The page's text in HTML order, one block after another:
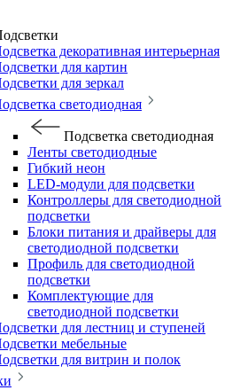
декоративная интерьерная
для картин
для зеркал
светодиодная
Подсветка светодиодная
Ленты светодиодные
Гибкий неон
LED-модули для подсветки
Контроллеры для светодиодной
подсветки
Блоки питания и драйверы для
светодиодной подсветки
Профиль для светодиодной
подсветки
Комплектующие для
светодиодной подсветки
для лестниц и ступеней
мебельные
для витрин и полок